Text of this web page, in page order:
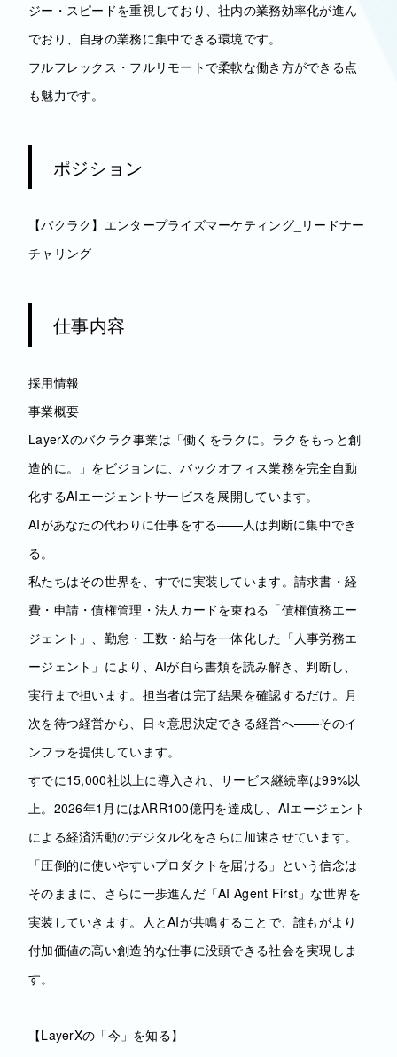
ジー・スピードを重視しており、社内の業務効率化が進ん
でおり、自身の業務に集中できる環境です。
フルフレックス・フルリモートで柔軟な働き方ができる点
も魅力です。
ポジション
【バクラク】エンタープライズマーケティング_リードナー
チャリング
仕事内容
採用情報
事業概要
LayerXのバクラク事業は「働くをラクに。ラクをもっと創
造的に。」をビジョンに、バックオフィス業務を完全自動
化するAIエージェントサービスを展開しています。
AIがあなたの代わりに仕事をする——人は判断に集中でき
る。
私たちはその世界を、すでに実装しています。請求書・経
費・申請・債権管理・法人カードを束ねる「債権債務エー
ジェント」、勤怠・工数・給与を一体化した「人事労務エ
ージェント」により、AIが自ら書類を読み解き、判断し、
実行まで担います。担当者は完了結果を確認するだけ。月
次を待つ経営から、日々意思決定できる経営へ——そのイ
ンフラを提供しています。
すでに15,000社以上に導入され、サービス継続率は99%以
上。2026年1月にはARR100億円を達成し、AIエージェント
による経済活動のデジタル化をさらに加速させています。
「圧倒的に使いやすいプロダクトを届ける」という信念は
そのままに、さらに一歩進んだ「AI Agent First」な世界を
実装していきます。人とAIが共鳴することで、誰もがより
付加価値の高い創造的な仕事に没頭できる社会を実現しま
す。
【LayerXの「今」を知る】